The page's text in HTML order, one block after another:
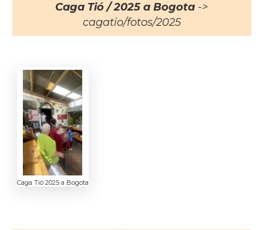
Caga Tió / 2025 a Bogota ->
cagatio/fotos/2025
Caga Tió 2025 a Bogota